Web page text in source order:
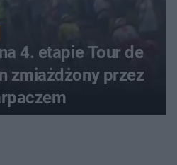
4. etapie Tour de
zmiażdżony przez